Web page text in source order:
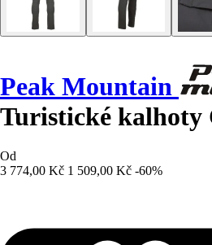
Peak Mountain
Turistické kalhoty
Od
3 774,00 Kč 1 509,00 Kč -60%